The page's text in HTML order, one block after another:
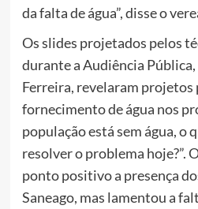
da falta de água”, disse o
Os slides projetados pelos
durante a Audiência
Ferreira, revelaram projetos
fornecimento de água nos
população está sem água, o
resolver o problema hoje?”.
ponto positivo a presença
Saneago, mas lamentou a